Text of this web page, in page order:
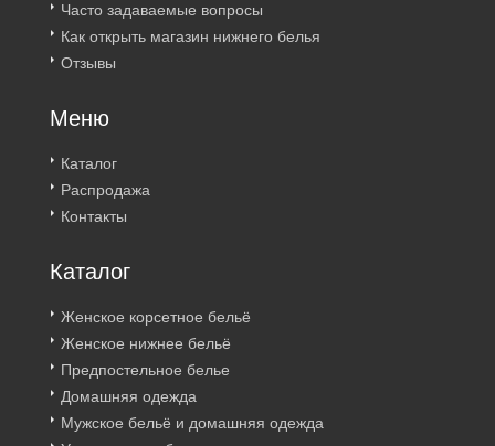
Часто задаваемые вопросы
Как открыть магазин нижнего белья
Отзывы
Меню
Каталог
Распродажа
Контакты
Каталог
Женское корсетное бельё
Женское нижнее бельё
Предпостельное белье
Домашняя одежда
Мужское бельё и домашняя одежда